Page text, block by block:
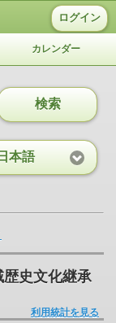
ログイン
カレンダー
検索
日本語
史文化継承
利用統計を見る